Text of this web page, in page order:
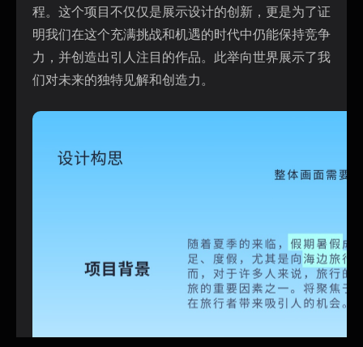
程。这个项目不仅仅是展示设计的创新，更是为了证
明我们在这个充满挑战和机遇的时代中仍能保持竞争
力，并创造出引人注目的作品。此举向世界展示了我
们对未来的独特见解和创造力。